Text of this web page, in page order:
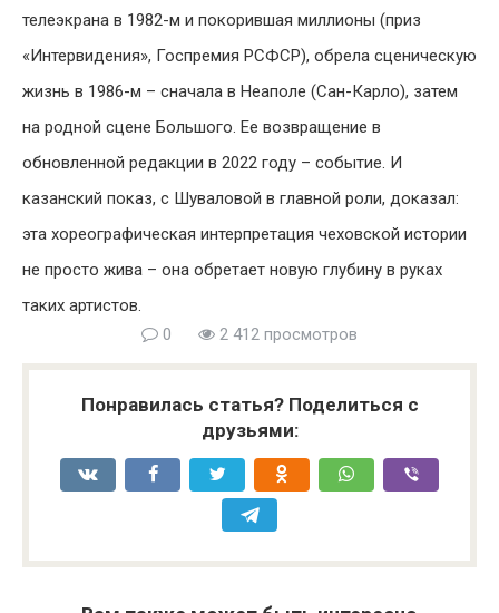
телеэкрана в 1982-м и покорившая миллионы (приз
«Интервидения», Госпремия РСФСР), обрела сценическую
жизнь в 1986-м – сначала в Неаполе (Сан-Карло), затем
на родной сцене Большого. Ее возвращение в
обновленной редакции в 2022 году – событие. И
казанский показ, с Шуваловой в главной роли, доказал:
эта хореографическая интерпретация чеховской истории
не просто жива – она обретает новую глубину в руках
таких артистов.
0
2 412 просмотров
Понравилась статья? Поделиться с
друзьями: